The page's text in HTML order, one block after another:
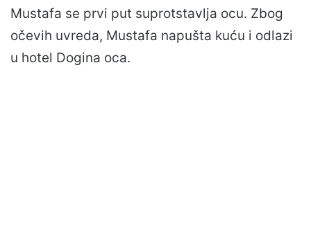
Mustafa se prvi put suprotstavlja ocu. Zbog
očevih uvreda, Mustafa napušta kuću i odlazi
u hotel Dogina oca.